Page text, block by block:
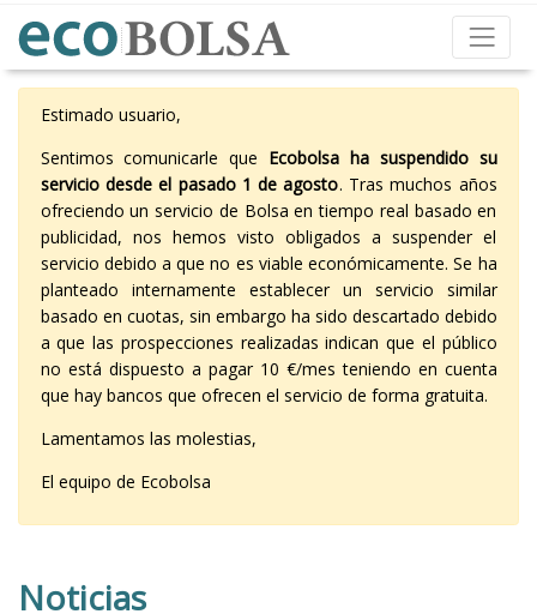
Estimado usuario,
Sentimos comunicarle que Ecobolsa ha suspendido su
servicio desde el pasado 1 de agosto. Tras muchos años
ofreciendo un servicio de Bolsa en tiempo real basado en
publicidad, nos hemos visto obligados a suspender el
servicio debido a que no es viable económicamente. Se ha
planteado internamente establecer un servicio similar
basado en cuotas, sin embargo ha sido descartado debido
a que las prospecciones realizadas indican que el público
no está dispuesto a pagar 10 €/mes teniendo en cuenta
que hay bancos que ofrecen el servicio de forma gratuita.
Lamentamos las molestias,
El equipo de Ecobolsa
Noticias